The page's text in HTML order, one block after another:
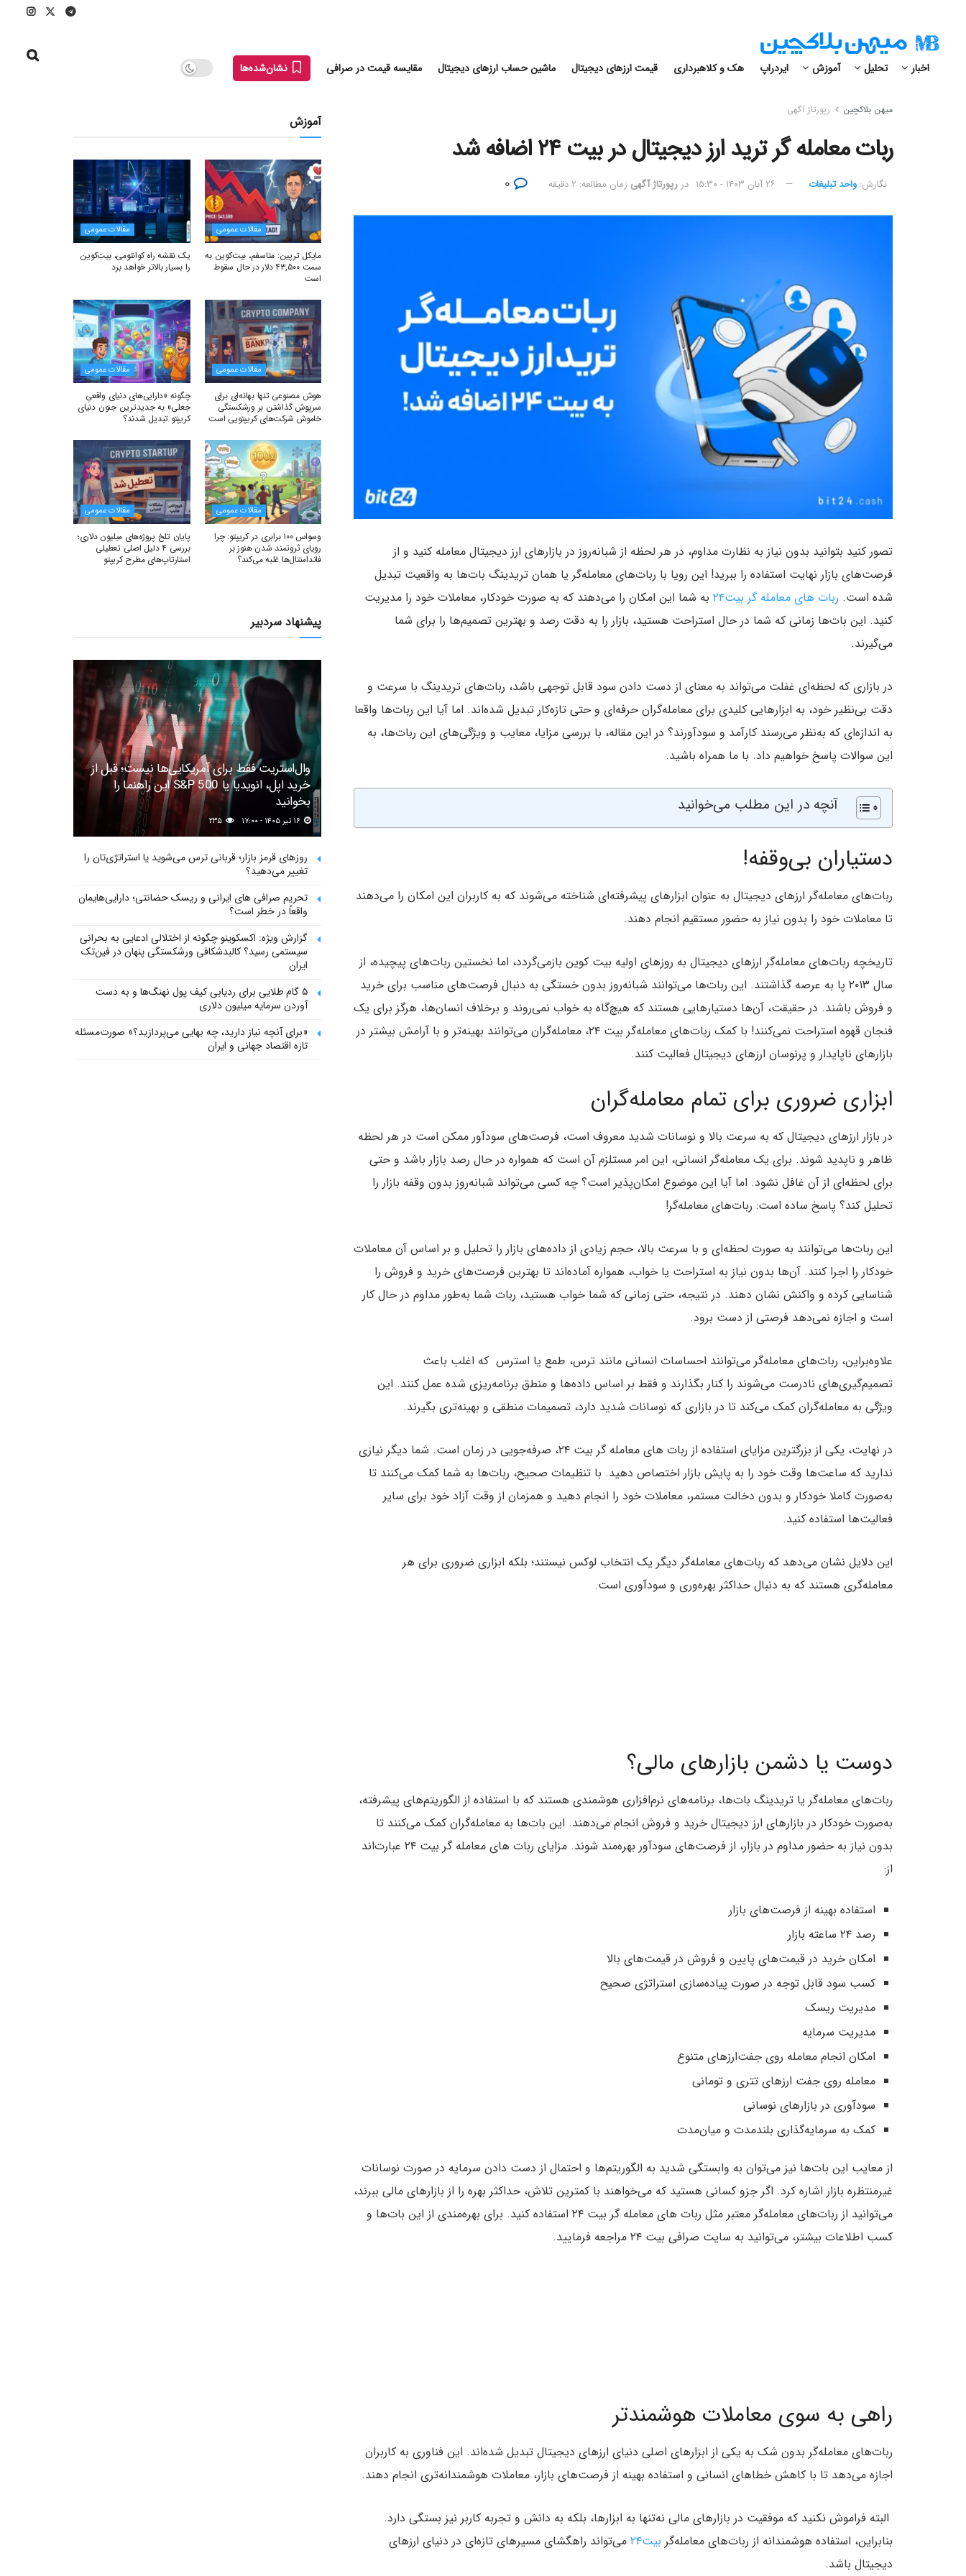
اخبار تحلیل آموزش ایردراپ هک و کلاهبرداری قیمت ارزهای دیجیتال ماشین حساب ارزهای دیجیتال مقایسه قیمت در صرافی نشان‌شده‌ها
میهن بلاکچین رپورتاژ آگهی
ربات معامله گر ترید ارز دیجیتال در بیت ۲۴ اضافه شد
نگارش:‌ واحد تبلیغات ۲۶ آبان ۱۴۰۳ - ۱۵:۳۰ در رپورتاژ آگهی زمان مطالعه: ۲ دقیقه
تصور کنید بتوانید بدون نیاز به نظارت مداوم، در هر لحظه از شبانه‌روز در بازارهای ارز دیجیتال معامله کنید و از
فرصت‌های بازار نهایت استفاده را ببرید! این رویا با ربات‌های معامله‌گر یا همان تریدینگ بات‌ها به واقعیت تبدیل
شده است. ربات های معامله گر بیت۲۴
به شما این امکان را می‌دهند که به صورت خودکار، معاملات خود را مدیریت
کنید. این بات‌ها زمانی که شما در حال استراحت هستید، بازار را به دقت رصد و بهترین تصمیم‌ها را برای شما
می‌گیرند.
در بازاری که لحظه‌ای غفلت می‌تواند به معنای از دست دادن سود قابل توجهی باشد، ربات‌های تریدینگ با سرعت و
دقت بی‌نظیر خود، به ابزارهایی کلیدی برای معامله‌گران حرفه‌ای و حتی تازه‌کار تبدیل شده‌اند. اما آیا این ربات‌ها واقعا
به اندازه‌ای که به‌نظر می‌رسند کارآمد و سودآورند؟ در این مقاله، با بررسی مزایا، معایب و ویژگی‌های این ربات‌ها، به
این سوالات پاسخ خواهیم داد. با ما همراه باشید.
آنچه در این مطلب می‌خوانید
دستیاران بی‌وقفه!
ربات‌های معامله‌گر ارزهای دیجیتال به عنوان ابزارهای پیشرفته‌ای شناخته می‌شوند که به کاربران این امکان را می‌دهند
تا معاملات خود را بدون نیاز به حضور مستقیم انجام دهند.
تاریخچه ربات‌های معامله‌گر ارزهای دیجیتال به روزهای اولیه بیت کوین بازمی‌گردد، اما نخستین ربات‌های پیچیده، از
سال ۲۰۱۳ پا به عرصه گذاشتند. این ربات‌ها می‌توانند شبانه‌روز بدون خستگی به دنبال فرصت‌های مناسب برای خرید
و فروش باشند. در حقیقت، آن‌ها دستیارهایی هستند که هیچ‌گاه به خواب نمی‌روند و برخلاف انسان‌ها، هرگز برای یک
فنجان قهوه استراحت نمی‌کنند! با کمک ربات‌های معامله‌گر بیت ۲۴، معامله‌گران می‌توانند بهینه‌تر و با آرامش بیشتر در
بازارهای ناپایدار و پرنوسان ارزهای دیجیتال فعالیت کنند.
ابزاری ضروری برای تمام معامله‌گران
در بازار ارزهای دیجیتال که به سرعت بالا و نوسانات شدید معروف است، فرصت‌های سودآور ممکن است در هر لحظه
ظاهر و ناپدید شوند. برای یک معامله‌گر انسانی، این امر مستلزم آن است که همواره در حال رصد بازار باشد و حتی
برای لحظه‌ای از آن غافل نشود. اما آیا این موضوع امکان‌پذیر است؟ چه کسی می‌تواند شبانه‌روز بدون وقفه بازار را
تحلیل کند؟ پاسخ ساده است: ربات‌های معامله‌گر!
این ربات‌ها می‌توانند به صورت لحظه‌ای و با سرعت بالا، حجم زیادی از داده‌های بازار را تحلیل و بر اساس آن معاملات
خودکار را اجرا کنند. آن‌ها بدون نیاز به استراحت یا خواب، همواره آماده‌اند تا بهترین فرصت‌های خرید و فروش را
شناسایی کرده و واکنش نشان دهند. در نتیجه، حتی زمانی که شما خواب هستید، ربات شما به‌طور مداوم در حال کار
است و اجازه نمی‌دهد فرصتی از دست برود.
علاوه‌براین، ربات‌های معامله‌گر می‌توانند احساسات انسانی مانند ترس، طمع یا استرس که اغلب باعث
تصمیم‌گیری‌های نادرست می‌شوند را کنار بگذارند و فقط بر اساس داده‌ها و منطق برنامه‌ریزی شده عمل کنند. این
ویژگی به معامله‌گران کمک می‌کند تا در بازاری که نوسانات شدید دارد، تصمیمات منطقی و بهینه‌تری بگیرند.
در نهایت، یکی از بزرگترین مزایای استفاده از ربات های معامله گر بیت ۲۴، صرفه‌جویی در زمان است. شما دیگر نیازی
ندارید که ساعت‌ها وقت خود را به پایش بازار اختصاص دهید. با تنظیمات صحیح، ربات‌ها به شما کمک می‌کنند تا
به‌صورت کاملا خودکار و بدون دخالت مستمر، معاملات خود را انجام دهید و همزمان از وقت آزاد خود برای سایر
فعالیت‌ها استفاده کنید.
این دلایل نشان می‌دهد که ربات‌های معامله‌گر دیگر یک انتخاب لوکس نیستند؛ بلکه ابزاری ضروری برای هر
معامله‌گری هستند که به دنبال حداکثر بهره‌وری و سودآوری است.
دوست یا دشمن بازارهای مالی؟
ربات‌های معامله‌گر یا تریدینگ بات‌ها، برنامه‌های نرم‌افزاری هوشمندی هستند که با استفاده از الگوریتم‌های پیشرفته،
به‌صورت خودکار در بازارهای ارز دیجیتال خرید و فروش انجام می‌دهند. این بات‌ها به معامله‌گران کمک می‌کنند تا
بدون نیاز به حضور مداوم در بازار، از فرصت‌های سودآور بهره‌مند شوند. مزایای ربات های معامله گر بیت ۲۴ عبارت‌اند
از:
استفاده بهینه از فرصت‌های بازار
رصد ۲۴ ساعته بازار
امکان خرید در قیمت‌های پایین و فروش در قیمت‌های بالا
کسب سود قابل توجه در صورت پیاده‌سازی استراتژی صحیح
مدیریت ریسک
مدیریت سرمایه
امکان انجام معامله روی جفت‌ارزهای متنوع
معامله روی جفت ارزهای تتری و تومانی
سودآوری در بازارهای نوسانی
کمک به سرمایه‌گذاری بلندمدت و میان‌مدت
از معایب این بات‌ها نیز می‌توان به وابستگی شدید به الگوریتم‌ها و احتمال از دست دادن سرمایه در صورت نوسانات
غیرمنتظره بازار اشاره کرد. اگر جزو کسانی هستید که می‌خواهند با کمترین تلاش، حداکثر بهره را از بازارهای مالی ببرند،
می‌توانید از ربات‌های معامله‌گر معتبر مثل ربات های معامله گر بیت ۲۴ استفاده کنید. برای بهره‌مندی از این بات‌ها و
کسب اطلاعات بیشتر، می‌توانید به سایت صرافی بیت ۲۴ مراجعه فرمایید.
راهی به سوی معاملات هوشمندتر
ربات‌های معامله‌گر بدون شک به یکی از ابزارهای اصلی دنیای ارزهای دیجیتال تبدیل شده‌اند. این فناوری به کاربران
اجازه می‌دهد تا با کاهش خطاهای انسانی و استفاده بهینه از فرصت‌های بازار، معاملات هوشمندانه‌تری انجام دهند.
البته فراموش نکنید که موفقیت در بازارهای مالی نه‌تنها به ابزارها، بلکه به دانش و تجربه کاربر نیز بستگی دارد.
بنابراین، استفاده هوشمندانه از ربات‌های معامله‌گر بیت۲۴
می‌تواند راهگشای مسیرهای تازه‌ای در دنیای ارزهای
دیجیتال باشد.
آموزش
مقالات عمومی
مایکل ترپین: متاسفم، بیت‌کوین به
سمت ۴۳,۵۰۰ دلار در حال سقوط
است
مقالات عمومی
یک نقشه راه کوانتومی، بیت‌کوین
را بسیار بالاتر خواهد برد
مقالات عمومی
هوش مصنوعی تنها بهانه‌ای برای
سرپوش گذاشتن بر ورشکستگی
خاموش شرکت‌های کریپتویی است
مقالات عمومی
چگونه «دارایی‌های دنیای واقعیِ
جعلی» به جدیدترین جنون دنیای
کریپتو تبدیل شدند؟
مقالات عمومی
وسواس ۱۰۰ برابری در کریپتو: چرا
رویای ثروتمند شدن هنوز بر
فاندامنتال‌ها غلبه می‌کند؟
مقالات عمومی
پایان تلخ پروژه‌های میلیون دلاری؛
بررسی ۴ دلیل اصلی تعطیلی
استارتاپ‌های مطرح کریپتو
پیشنهاد سردبیر
وال‌استریت فقط برای آمریکایی‌ها نیست؛ قبل از
خرید اپل، انویدیا یا S&P 500 این راهنما را
بخوانید
روزهای قرمز بازار؛ قربانی ترس می‌شوید یا استراتژی‌تان را
تغییر می‌دهید؟
تحریم صرافی های ایرانی و ریسک حضانتی؛ دارایی‌هایمان
واقعاً در خطر است؟
گزارش ویژه: اکسکوینو چگونه از اختلالی ادعایی به بحرانی
سیستمی رسید؟ کالبدشکافی ورشکستگی پنهان در فین‌تک
ایران
۵ گام طلایی برای ردیابی کیف پول‌ نهنگ‌ها و به دست
آوردن سرمایه میلیون دلاری
«برای آنچه نیاز دارید، چه بهایی می‌پردازید؟» صورت‌مسئله
تازه اقتصاد جهانی و ایران